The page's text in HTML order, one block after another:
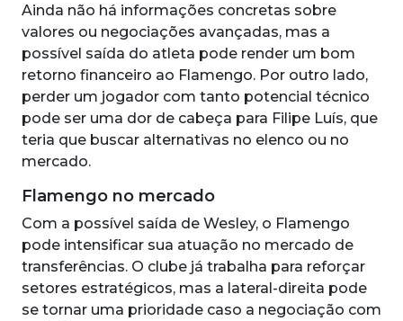
Ainda não há informações concretas sobre
valores ou negociações avançadas, mas a
possível saída do atleta pode render um bom
retorno financeiro ao Flamengo. Por outro lado,
perder um jogador com tanto potencial técnico
pode ser uma dor de cabeça para Filipe Luís, que
teria que buscar alternativas no elenco ou no
mercado.
Flamengo no mercado
Com a possível saída de Wesley, o Flamengo
pode intensificar sua atuação no mercado de
transferências. O clube já trabalha para reforçar
setores estratégicos, mas a lateral-direita pode
se tornar uma prioridade caso a negociação com